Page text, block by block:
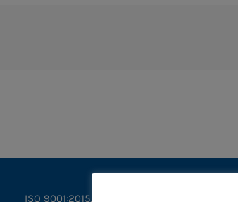
ISO 9001:2015, ISO 14001:2015